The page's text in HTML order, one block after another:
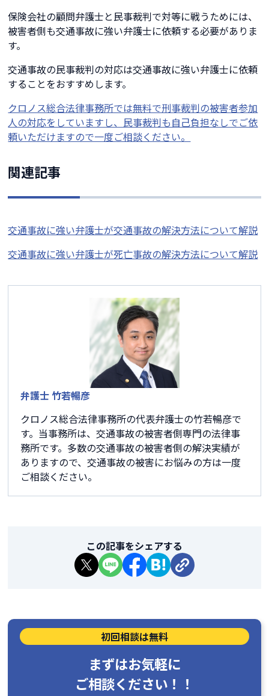
保険会社の顧問弁護士と民事裁判で対等に戦うためには、
被害者側も交通事故に強い弁護士に依頼する必要がありま
す。
交通事故の民事裁判の対応は交通事故に強い弁護士に依頼
することをおすすめします。
クロノス総合法律事務所では無料で刑事裁判の被害者参加
人の対応をしていますし、民事裁判も自己負担なしでご依
頼いただけますので一度ご相談ください。
関連記事
交通事故に強い弁護士が交通事故の解決方法について解説
交通事故に強い弁護士が死亡事故の解決方法について解説
弁護士 竹若暢彦
クロノス総合法律事務所の代表弁護士の竹若暢彦で
す。当事務所は、交通事故の被害者側専門の法律事
務所です。多数の交通事故の被害者側の解決実績が
ありますので、交通事故の被害にお悩みの方は一度
ご相談ください。
この記事をシェアする
初回相談は無料
まずはお気軽に
ご相談ください！！